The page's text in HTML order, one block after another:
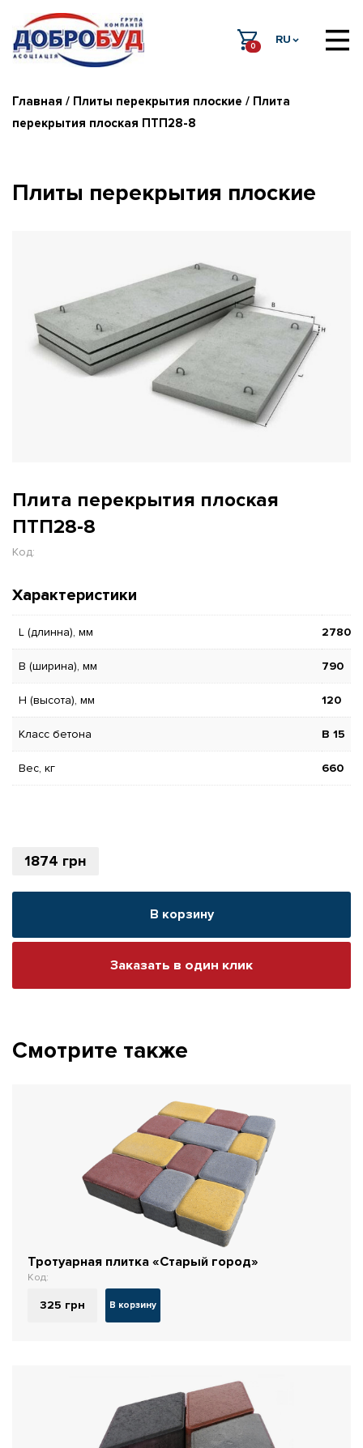
0
RU
Главная / Плиты перекрытия плоские / Плита
перекрытия плоская ПТП28-8
Плиты перекрытия плоские
Плита перекрытия плоская
ПТП28-8
Код:
Характеристики
L (длинна), мм 2780
B (ширина), мм 790
H (высота), мм 120
Класс бетона В 15
Вес, кг 660
1874 грн
В корзину
Заказать в один клик
Смотрите также
Тротуарная плитка «Старый город»
Код:
325 грн В корзину